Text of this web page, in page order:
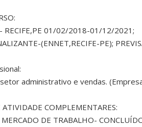
RECIFE,PE 01/02/2018-01/12/2021;
(ENNET,RECIFE-PE);
administrativo e vendas.
ATIVIDADE COMPLEMENTARES:
DE TRABALHO-